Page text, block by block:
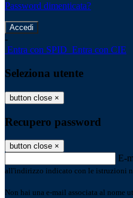
Password dimenticata?
-
Entra con SPID Entra con CIE
Seleziona utente
button close ×
Recupero password
button close ×
E-
all'indirizzo indicato con le istruzioni
Non hai una e-mail associata al nome